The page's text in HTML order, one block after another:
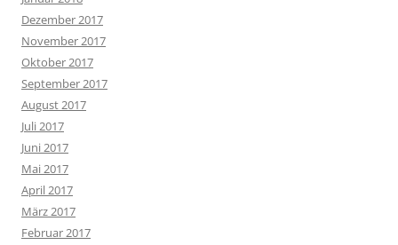
Dezember 2017
November 2017
Oktober 2017
September 2017
August 2017
Juli 2017
Juni 2017
Mai 2017
April 2017
März 2017
Februar 2017